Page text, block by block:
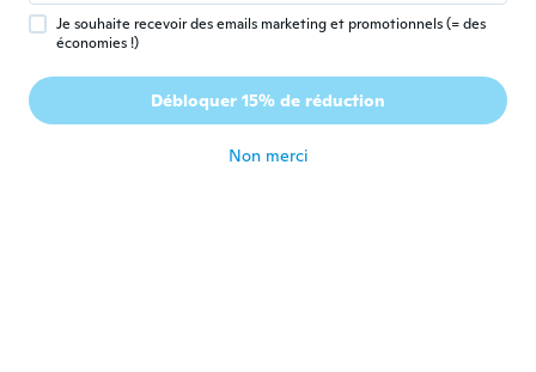
Michelle
Inscrit depuis 2018 · 141 avis
Je souhaite recevoir des emails marketing et promotionnels (= des
économies !)
Débloquer 15% de réduction
Non merci